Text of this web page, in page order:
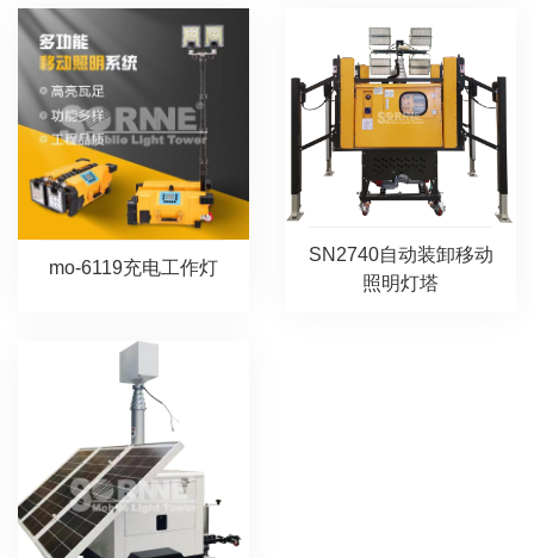
mo-6119充电工作灯
SN2740自动装卸移动
照明灯塔